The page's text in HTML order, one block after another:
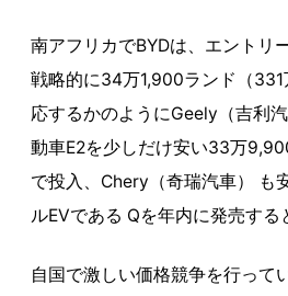
南アフリカでBYDは、エントリ
戦略的に34万1,900ランド（
応するかのようにGeely（吉利
動車E2を少しだけ安い33万
で投入、Chery（奇瑞汽車） も
ルEVである Qを年内に発売する
自国で激しい価格競争を行って